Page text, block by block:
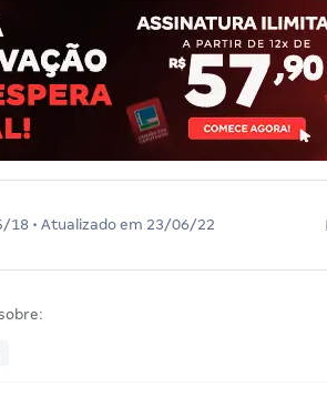
18• Atualizado em 23/06/22